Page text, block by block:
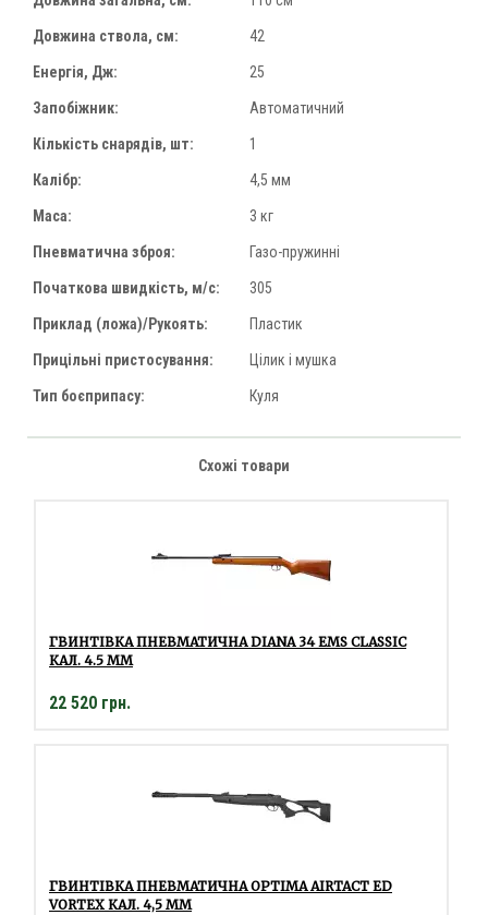
Довжина ствола, см: 42
Енергія, Дж: 25
Запобіжник: Автоматичний
Кількість снарядів, шт: 1
Калібр: 4,5 мм
Маса: 3 кг
Пневматична зброя: Газо-пружинні
Початкова швидкість, м/с: 305
Приклад (ложа)/Рукоять: Пластик
Прицільні пристосування: Цілик і мушка
Тип боєприпасу: Куля
Схожі товари
ГВИНТІВКА ПНЕВМАТИЧНА DIANA 34 EMS CLASSIC
КАЛ. 4.5 ММ
22 520 грн.
ГВИНТІВКА ПНЕВМАТИЧНА OPTIMA AIRTACT ED
VORTEX КАЛ. 4,5 ММ